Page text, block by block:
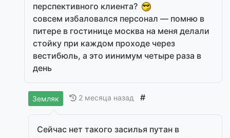
перспективного клиента?
совсем избаловался персонал — помню в
питере в гостинице москва на меня делали
стойку при каждом проходе через
вестибюль, а это иинимум четыре раза в
день
Земляк 2 месяца назад #
Сейчас нет такого засилья путан в